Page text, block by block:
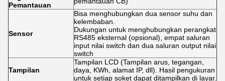
Pemantauan
Sensor
Bisa menghubungkan dua sensor suhu dan
kelembaban.
Dukungan untuk menghubungkan perangkat
RS485 eksternal (opsional), empat saluran
input nilai switch dan dua saluran output nilai
switch
Tampilan
Tampilan LCD (Tampilan arus, tegangan,
daya, KWh, alamat IP, dll). Hasil pengukuran
untuk setiap soket dapat ditampilkan di layar.